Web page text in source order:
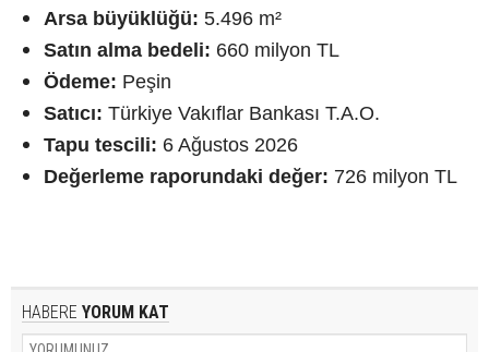
Arsa büyüklüğü: 5.496 m²
Satın alma bedeli: 660 milyon TL
Ödeme: Peşin
Satıcı: Türkiye Vakıflar Bankası T.A.O.
Tapu tescili: 6 Ağustos 2026
Değerleme raporundaki değer: 726 milyon TL
HABERE YORUM KAT